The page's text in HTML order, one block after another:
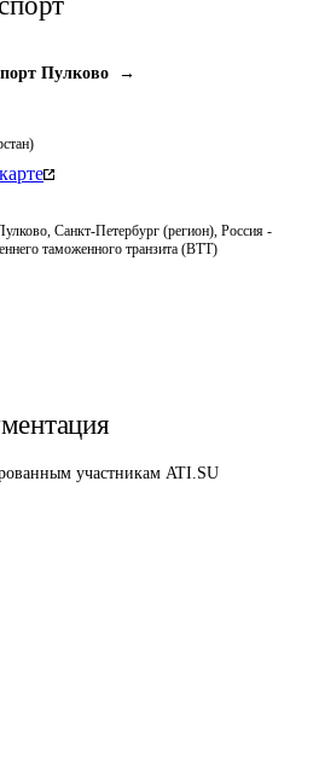
Пулково →
Санкт-Петербург (регион), Россия -
таможенного транзита (ВТТ)
участникам ATI.SU